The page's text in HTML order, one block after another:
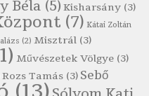
Béla (5) Kisharsány (3)
(7) Kátai Zoltán
(2) Misztrál (3)
Művészetek Völgye (3)
Rozs Tamás (3) Sebő